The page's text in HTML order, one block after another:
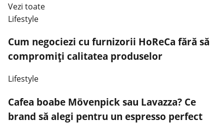
Vezi toate
Lifestyle
Cum negociezi cu furnizorii HoReCa fără să
compromiți calitatea produselor
Lifestyle
Cafea boabe Mövenpick sau Lavazza? Ce
brand să alegi pentru un espresso perfect